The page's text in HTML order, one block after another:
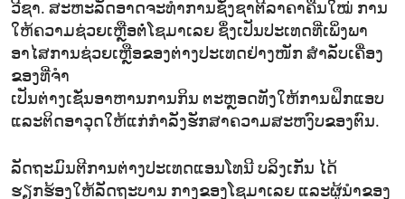
ວີຊາ. ສະຫະລັດອາດຈະທຳການຊັ່ງຊາຕີລາຄາຄືນໃໝ່ ການ
ໃຫ້ຄວາມຊ່ວຍເຫຼືອຕໍ່ໂຊມາເລຍ ຊຶ່ງເປັນປະເທດທີ່ເພິ່ງພາ
ອາໄສການຊ່ວຍເຫຼືອຂອງຕ່າງປະເທດຢ່າງໜັກ ສຳລັບເຄື່ອງ
ຂອງທີ່ຈຳ
ເປັນຕ່າງເຊັ່ນອາຫານການກິນ ຕະຫຼອດທັງໃຫ້ການຝຶກແອບ
ແລະຕິດອາວຸດໃຫ້ແກ່ກຳລັງຮັກສາຄວາມສະຫງົບຂອງຕົນ.
ລັດຖະມົນຕີການຕ່າງປະເທດແອນໂທນີ ບລິງເກັນ ໄດ້
ຮຽກຮ້ອງໃຫ້ລັດຖະບານ ກາງຂອງໂຊມາເລຍ ແລະຜູ້ນຳຂອງ